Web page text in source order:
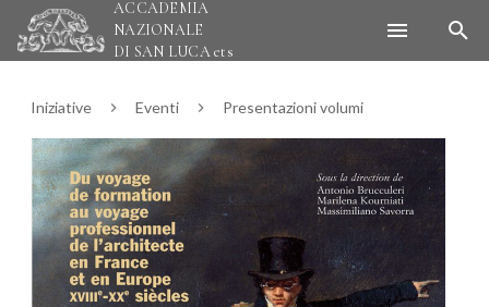
ACCADEMIA
NAZIONALE
DI SAN LUCAets
Iniziative Eventi Presentazioni volumi